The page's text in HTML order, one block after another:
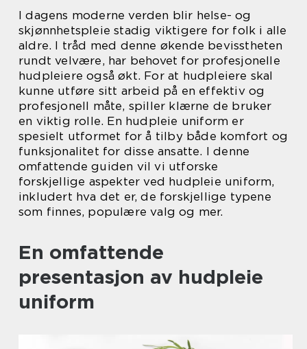
I dagens moderne verden blir helse- og
skjønnhetspleie stadig viktigere for folk i alle
aldre. I tråd med denne økende bevisstheten
rundt velvære, har behovet for profesjonelle
hudpleiere også økt. For at hudpleiere skal
kunne utføre sitt arbeid på en effektiv og
profesjonell måte, spiller klærne de bruker
en viktig rolle. En hudpleie uniform er
spesielt utformet for å tilby både komfort og
funksjonalitet for disse ansatte. I denne
omfattende guiden vil vi utforske
forskjellige aspekter ved hudpleie uniform,
inkludert hva det er, de forskjellige typene
som finnes, populære valg og mer.
En omfattende
presentasjon av hudpleie
uniform